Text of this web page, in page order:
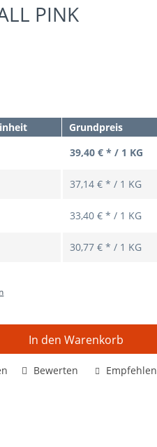
PINK
Grundpreis
39,40 € * / 1 KG
37,14 € * / 1 KG
33,40 € * / 1 KG
30,77 € * / 1 KG
In den Warenkorb
Bewerten Empfehlen